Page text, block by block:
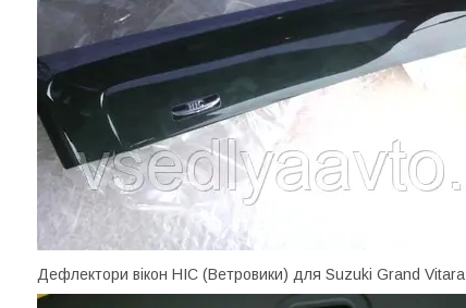
Дефлектори вікон HIC (Ветровики) для Suzuki Grand Vitara